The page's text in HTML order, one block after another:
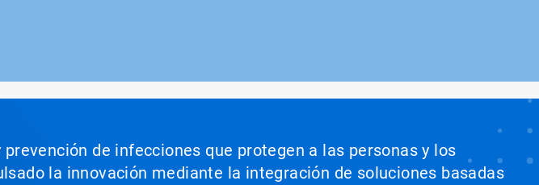
de infecciones que protegen a las personas y los
la innovación mediante la integración de soluciones basadas